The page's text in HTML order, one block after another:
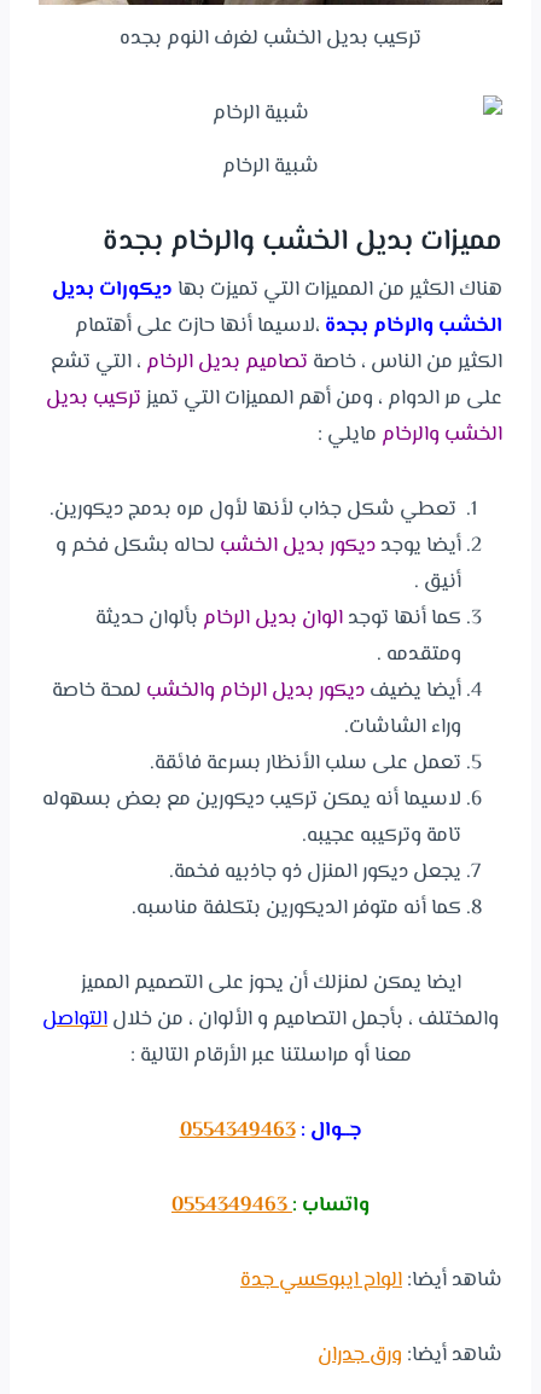
تركيب بديل الخشب لغرف النوم بجده
شبية الرخام
مميزات بديل الخشب والرخام بجدة
هناك الكثير من المميزات التي تميزت بها ديكورات بديل
الخشب والرخام بجدة ،لاسيما أنها حازت على أهتمام
الكثير من الناس ، خاصة تصاميم بديل الرخام ، التي تشع
على مر الدوام ، ومن أهم المميزات التي تميز تركيب بديل
الخشب والرخام مايلي :
تعطي شكل جذاب لأنها لأول مره بدمج ديكورين.
أيضا يوجدديكور بديل الخشب لحاله بشكل فخم و
أنيق .
كما أنها توجدالوان بديل الرخام بألوان حديثة
ومتقدمه .
أيضا يضيفديكور بديل الرخام والخشب لمحة خاصة
وراء الشاشات.
تعمل على سلب الأنظار بسرعة فائقة.
لاسيما أنه يمكن تركيب ديكورين مع بعض بسهوله
تامة وتركيبه عجيبه.
يجعل ديكور المنزل ذو جاذبيه فخمة.
كما أنه متوفر الديكورين بتكلفة مناسبه.
ايضا يمكن لمنزلك أن يحوز على التصميم المميز
والمختلف ، بأجمل التصاميم و الألوان ، من خلالالتواصل
معنا أو مراسلتنا عبر الأرقام التالية :
جــوال :0554349463
واتساب :0554349463
شاهد أيضا:الواح ايبوكسي جدة
شاهد أيضا: ورق جدران